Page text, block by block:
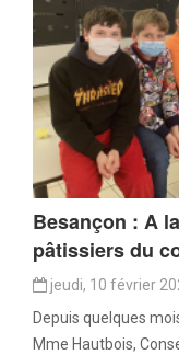
Besançon : A
pâtissiers du
jeudi, 10 février
Depuis quelques
Mme Hautbois,